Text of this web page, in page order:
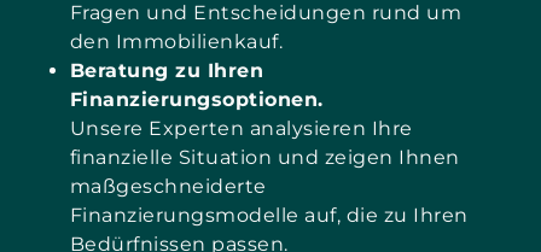
Fragen und Entscheidungen rund um
den Immobilienkauf.
Beratung zu Ihren
Finanzierungsoptionen.
Unsere Experten analysieren Ihre
finanzielle Situation und zeigen Ihnen
maßgeschneiderte
Finanzierungsmodelle auf, die zu Ihren
Bedürfnissen passen.